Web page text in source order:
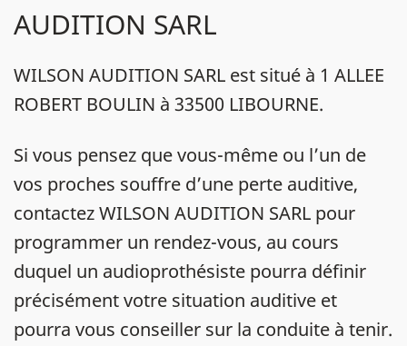
AUDITION SARL
WILSON AUDITION SARL est situé à 1 ALLEE
ROBERT BOULIN à 33500 LIBOURNE.
Si vous pensez que vous-même ou l’un de
vos proches souffre d’une perte auditive,
contactez WILSON AUDITION SARL pour
programmer un rendez-vous, au cours
duquel un audioprothésiste pourra définir
précisément votre situation auditive et
pourra vous conseiller sur la conduite à tenir.